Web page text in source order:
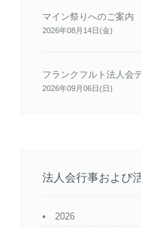
マイン祭りへのご案内
2026年08月14日(金)
フランクフルト法人会
2026年09月06日(日)
法人会行事および
2026